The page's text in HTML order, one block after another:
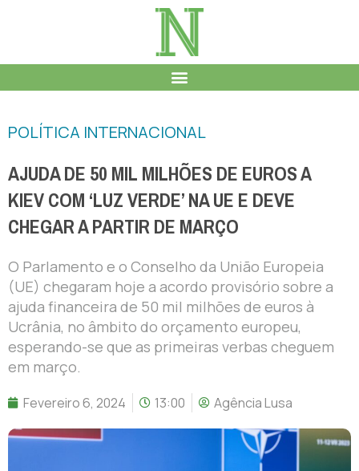
POLÍTICA INTERNACIONAL
AJUDA DE 50 MIL MILHÕES DE EUROS A
KIEV COM ‘LUZ VERDE’ NA UE E DEVE
CHEGAR A PARTIR DE MARÇO
O Parlamento e o Conselho da União Europeia
(UE) chegaram hoje a acordo provisório sobre a
ajuda financeira de 50 mil milhões de euros à
Ucrânia, no âmbito do orçamento europeu,
esperando-se que as primeiras verbas cheguem
em março.
Fevereiro 6, 2024 13:00 Agência Lusa